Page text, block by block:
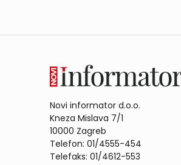
Novi informator d.o.o.
Kneza Mislava 7/1
10000 Zagreb
Telefon: 01/4555-454
Telefaks: 01/4612-553